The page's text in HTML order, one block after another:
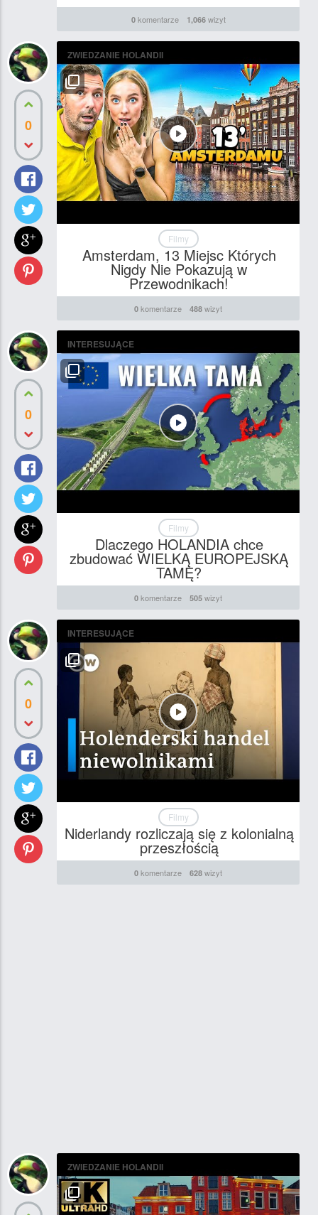
0komentarze 1,066wizyt
0
ZWIEDZANIE HOLANDII
Filmy
Amsterdam, 13 Miejsc Których
Nigdy Nie Pokazują w
Przewodnikach!
0 komentarze 488 wizyt
0
INTERESUJĄCE
Filmy
Dlaczego HOLANDIA chce
zbudować WIELKĄ EUROPEJSKĄ
TAMĘ?
0 komentarze 505 wizyt
0
INTERESUJĄCE
Filmy
Niderlandy rozliczają się z kolonialną
przeszłością
0 komentarze 628 wizyt
ZWIEDZANIE HOLANDII